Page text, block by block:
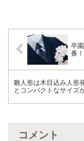
卒
番
雛人形は木目込み人形
とコンパクトなサイズ
コメント